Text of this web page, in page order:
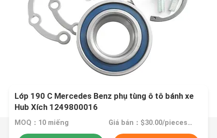
Lớp 190 C Mercedes Benz phụ tùng ô tô bánh xe
Hub Xích 1249800016
MOQ：10 miếng Giá bán：$30.00/pieces 10-99 pieces